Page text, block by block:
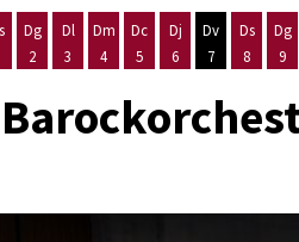
Dg
2
Dl
3
Dm
4
Dc
5
Dj
6
Dv
7
Ds
8
Dg
9